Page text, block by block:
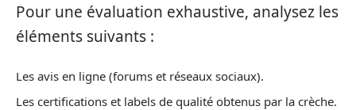
Pour une évaluation exhaustive, analysez les
éléments suivants :
Les avis en ligne (forums et réseaux sociaux).
Les certifications et labels de qualité obtenus par la crèche.